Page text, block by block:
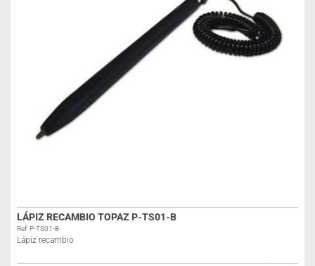
LÁPIZ RECAMBIO TOPAZ P-TS01-B
Ref: P-TS01-B
Lápiz recambio